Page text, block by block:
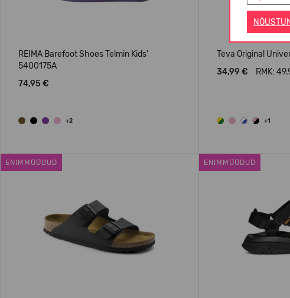
REIMA Barefoot Shoes Telmin Kids'
5400175A
74,95 €
+2
Teva Original
34,99 €
RMK:
+1
ENIMMÜÜDUD ENIMMÜÜDUD